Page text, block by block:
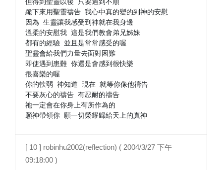
跪下來用聖靈禱告 我心中真的變的到神的安慰
因為 生靈讓我感受到神就在我身邊
溫柔的安慰我 這是我們教會弟兄姊妹
都有的經驗 並且是常常感受的喔
聖靈會給我們力量去面對困難
即使遇到患難 你還是會感到很快樂
很喜樂的喔
你的軟弱 神知道 現在 就等你像他禱告
不要灰心的禱告 有忍耐的禱告
祂一定會在你身上有所作為的
[ 10 ] robinhu2002(reflection) ( 2004/3/27 下午
09:18:00 )